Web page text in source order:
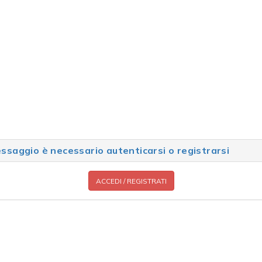
è necessario autenticarsi o registrarsi
ACCEDI / REGISTRATI